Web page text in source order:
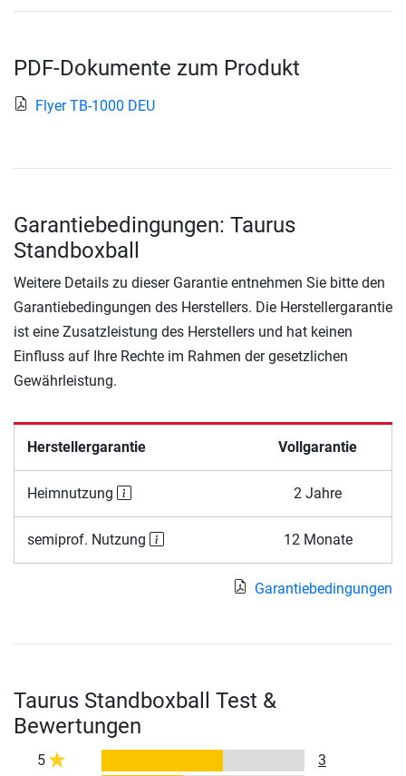
PDF-Dokumente zum Produkt
Flyer TB-1000 DEU
Garantiebedingungen: Taurus
Standboxball
Weitere Details zu dieser Garantie entnehmen Sie bitte den
Garantiebedingungen des Herstellers. Die Herstellergarantie
ist eine Zusatzleistung des Herstellers und hat keinen
Einfluss auf Ihre Rechte im Rahmen der gesetzlichen
Gewährleistung.
Herstellergarantie Vollgarantie
Heimnutzung 2 Jahre
semiprof. Nutzung 12 Monate
Garantiebedingungen
Taurus Standboxball Test &
Bewertungen
5
3